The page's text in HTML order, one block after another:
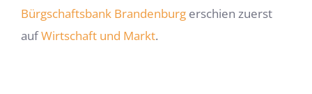
Bürgschaftsbank Brandenburg erschien zuerst
aufWirtschaft und Markt.